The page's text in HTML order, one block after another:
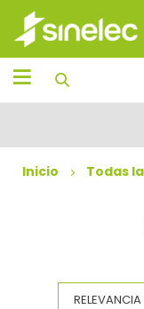
Saltar
contenido
Saltar
menú
de
navegación
Inicio Todas